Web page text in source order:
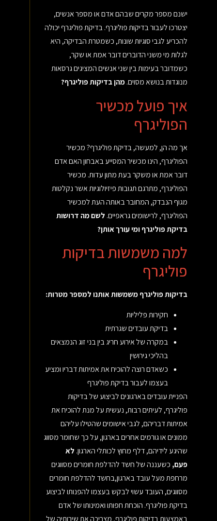
ישנם מספר מקרים שבהם אדם או מספר אנשים,
יצטרכו לעבור בדיקות פוליגרף. בדיקת פוליגרף יכולה
להכריע לגבי סוגיות שונות, כשמטרת הבדיקה, היא
לגלות מי משני הדוברים דובר אמת או שקר,
כשמדובר בעימות בין שני אנשים המציגים גרסאות
מנוגדות בנושא מסוים.מהן בדיקות פוליגרף?
איך פועל מכשיר
הפוליגרף
אך מה הן, למעשה, בדיקת פוליגרף? מכשיר
הפוליגרף, הינו מכשיר המסייע באבחון האם אדם
דובר אמת או משקר בעת מתון עדות. מכשיר
הפוליגרף, מתרגם תגובות פיזיולוגיות אשר נקלטות
מגוף הנבדק, המחובר באותה העת למכשיר
הפוליגרף, לרישומים גראפיים. לשם מה דרושות
בדיקת פוליגרף ומי עורך אותן?
למה משמשות בדיקות
פוליגרף
בדיקות פוליגרף משמשות אותנו למספר מטרות:
חקירות פליליות
בדיקת עובדים שגרתית
במקרה של אירוע חריג בין בני זוג הנמצאים
בהליכי גירושין
כשאדם רוצה להוכיח את אמיתות דבריו ומציע
בעצמו לעבור בדיקת פוליגרף
הפניית עובדים בארגונים לביצוע של בדיקות
פוליגרף, לעיתים רבות, נעשית על מנת להוכיח את
אמיתות דבריהם, לגבי אישומים שהטילו עליהם
ממונים או גורמים אחרים בארגון, על כך שחומר מסווג
שהיגע לידיהם, דלף מחוץ לכותלי הארגון. לא
פעם, כשעננה של חשד להדלפת חומרים מסווגים
מרחפת מעל עובד בארגון,בחשד להדלפת חומרים
מסווגים, העובד עשוי לבקש בעצמו להפנותו לביצוע
בדיקת פוליגרף. הוכחת חפותו ואמינותו של אדם
באמצעות בדיקות פוליגרף, מצריכה את שירותיה של